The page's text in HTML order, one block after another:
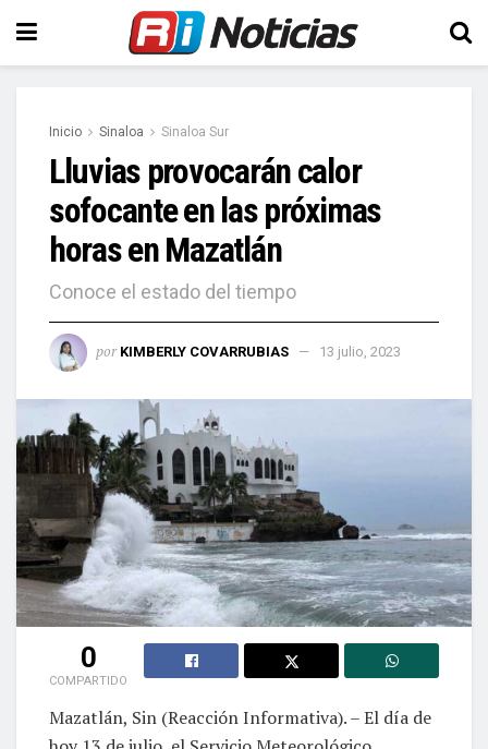
Inicio Sinaloa Sinaloa Sur
Lluvias provocarán calor
sofocante en las próximas
horas en Mazatlán
Conoce el estado del tiempo
por KIMBERLY COVARRUBIAS 13 julio, 2023
0
COMPARTIDO
Mazatlán, Sin (Reacción Informativa). – El día de